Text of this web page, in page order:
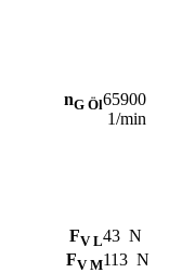
nG Öl65900
1/min
FV L43 N
FV M113 N